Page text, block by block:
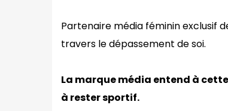
Partenaire média féminin exclusif
travers le dépassement de soi.
La marque média entend à
à rester sportif.